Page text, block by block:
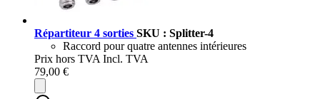
Répartiteur 4 sorties SKU : Splitter-4
Raccord pour quatre antennes intérieures
Prix hors TVA Incl. TVA
79,00 €